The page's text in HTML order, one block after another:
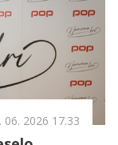
06. 2026 17.33